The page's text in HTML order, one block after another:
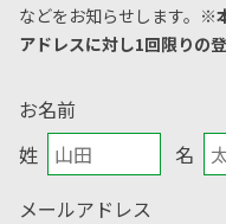
などをお知らせします。 ※
アドレスに対し1回限りの
お名前
姓
名
メールアドレス